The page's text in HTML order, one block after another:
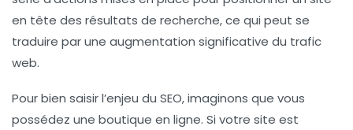
en tête des résultats de recherche, ce qui peut se
traduire par une augmentation significative du trafic
web.
Pour bien saisir l’enjeu du SEO, imaginons que vous
possédez une boutique en ligne. Si votre site est